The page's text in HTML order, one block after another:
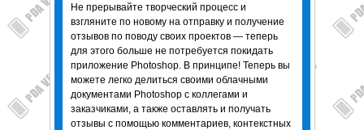
Не прерывайте творческий процесс и
взгляните по новому на отправку и получение
отзывов по поводу своих проектов — теперь
для этого больше не потребуется покидать
приложение Photoshop. В принципе! Теперь вы
можете легко делиться своими облачными
документами Photoshop с коллегами и
заказчиками, а также оставлять и получать
отзывы с помощью комментариев, контекстных